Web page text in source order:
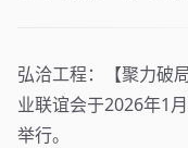
弘洽工程：【聚力破
业联谊会于2026年1
举行。